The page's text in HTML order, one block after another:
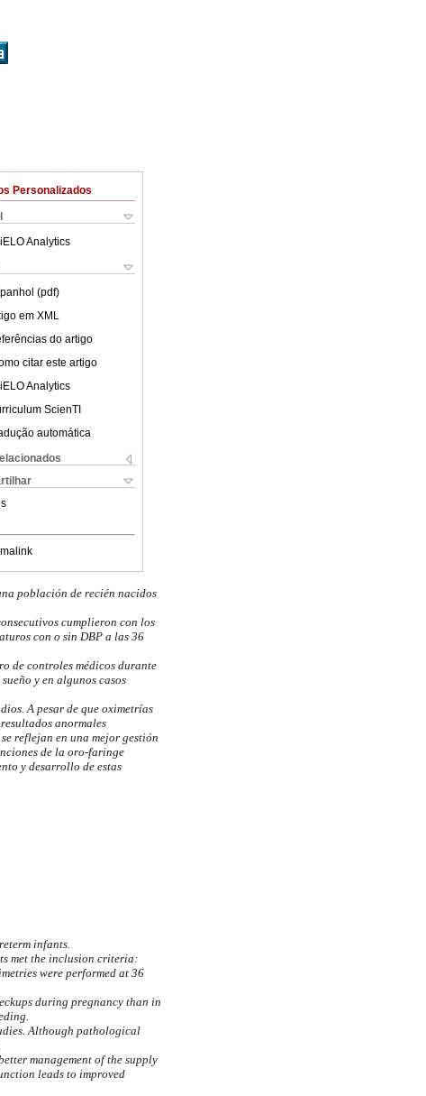
Personalizados
Analytics
(pdf)
em XML
do artigo
citar este artigo
Analytics
ScienTI
automática
población de recién nacidos
cumplieron con los
con o sin DBP a las 36
de controles médicos durante
y en algunos casos
A pesar de que oximetrías
anormales
reflejan en una mejor gestión
de la oro-faringe
y desarrollo de estas
infants.
met the inclusion criteria:
were performed at 36
during pregnancy than in
Although pathological
management of the supply
leads to improved